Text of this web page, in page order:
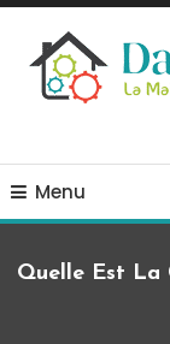
Skip
Content
Menu
Quelle Est La